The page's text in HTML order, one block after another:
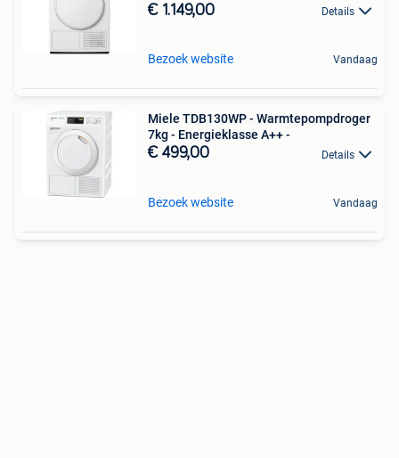
€ 1.149,00 Details
Bezoek website Vandaag
Miele TDB130WP - Warmtepompdroger
7kg - Energieklasse A++ -
€ 499,00 Details
Bezoek website Vandaag